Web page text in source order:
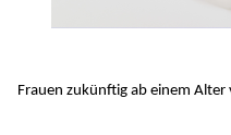
Frauen zukünftig ab einem